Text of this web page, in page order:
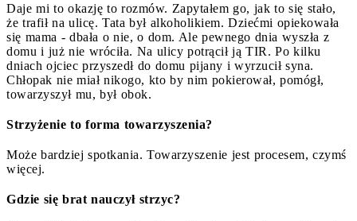
Daje mi to okazję to rozmów. Zapytałem go, jak to się stało,
że trafił na ulicę. Tata był alkoholikiem. Dziećmi opiekowała
się mama - dbała o nie, o dom. Ale pewnego dnia wyszła z
domu i już nie wróciła. Na ulicy potrącił ją TIR. Po kilku
dniach ojciec przyszedł do domu pijany i wyrzucił syna.
Chłopak nie miał nikogo, kto by nim pokierował, pomógł,
towarzyszył mu, był obok.
Strzyżenie to forma towarzyszenia?
Może bardziej spotkania. Towarzyszenie jest procesem, czymś
więcej.
Gdzie się brat nauczył strzyc?